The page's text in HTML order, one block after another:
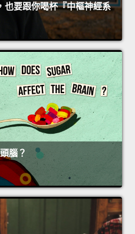
也要跟你喝杯『中樞神經系
腦？